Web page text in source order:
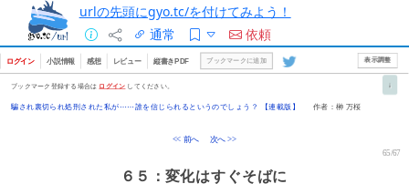
urlの先頭にgyo.tc/を付けてみよう！
通常
依頼